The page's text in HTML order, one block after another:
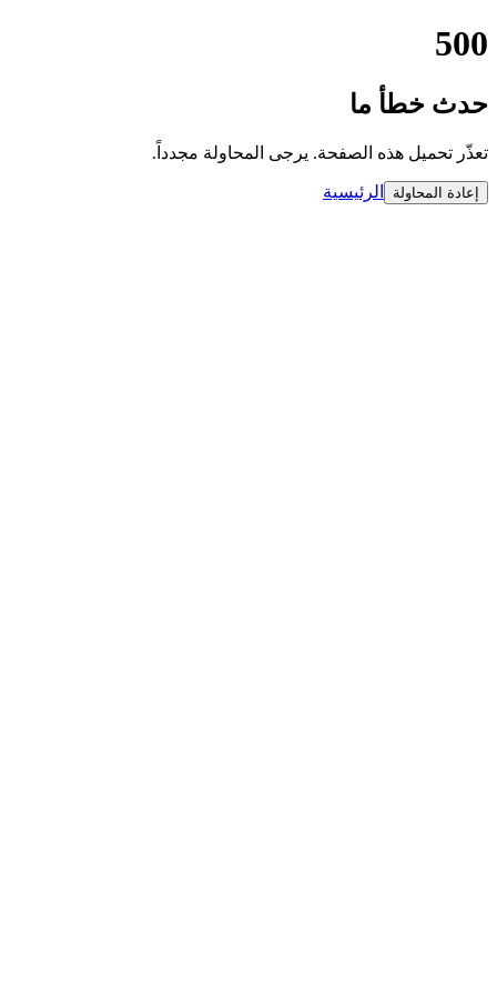
500
حدث خطأ ما
تعذّر تحميل هذه الصفحة. يرجى المحاولة مجدداً.
إعادة المحاولة الرئيسية